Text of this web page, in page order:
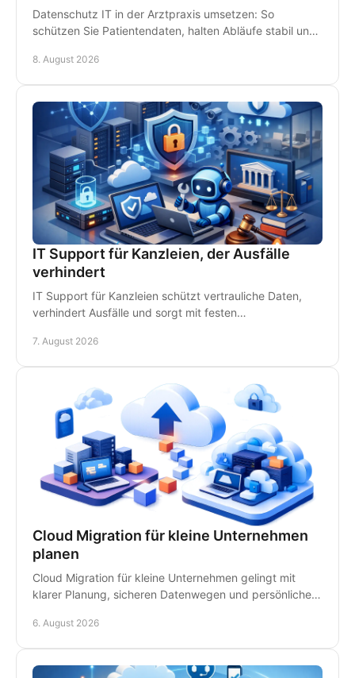
Datenschutz IT in der Arztpraxis umsetzen: So
schützen Sie Patientendaten, halten Abläufe stabil und
8. August 2026
IT Support für Kanzleien, der Ausfälle
verhindert
IT Support für Kanzleien schützt vertrauliche Daten,
verhindert Ausfälle und sorgt mit festen
Kanzleialltag.
7. August 2026
Cloud Migration für kleine Unternehmen
planen
Cloud Migration für kleine Unternehmen gelingt mit
klarer Planung, sicheren Datenwegen und persönlicher
6. August 2026